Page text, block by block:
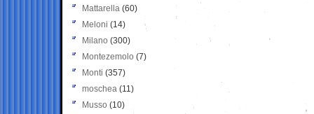
Mattarella (60)
Meloni (14)
Milano (300)
Montezemolo (7)
Monti (357)
moschea (11)
Musso (10)